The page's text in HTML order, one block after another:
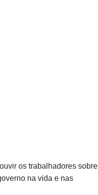
os trabalhadores sobre
na vida e nas